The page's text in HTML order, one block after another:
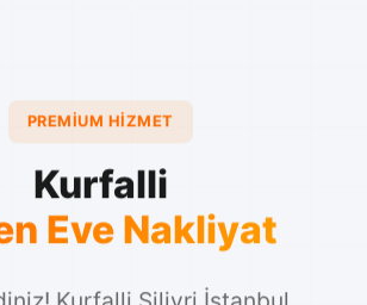
PREMIUM HIZMET
Kurfalli
Eve Nakliyat
Kurfalli Silivri İstanbul